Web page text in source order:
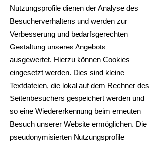
Nutzungsprofile dienen der Analyse des
Besucherverhaltens und werden zur
Verbesserung und bedarfsgerechten
Gestaltung unseres Angebots
ausgewertet. Hierzu können Cookies
eingesetzt werden. Dies sind kleine
Textdateien, die lokal auf dem Rechner des
Seitenbesuchers gespeichert werden und
so eine Wiedererkennung beim erneuten
Besuch unserer Website ermöglichen. Die
pseudonymisierten Nutzungsprofile